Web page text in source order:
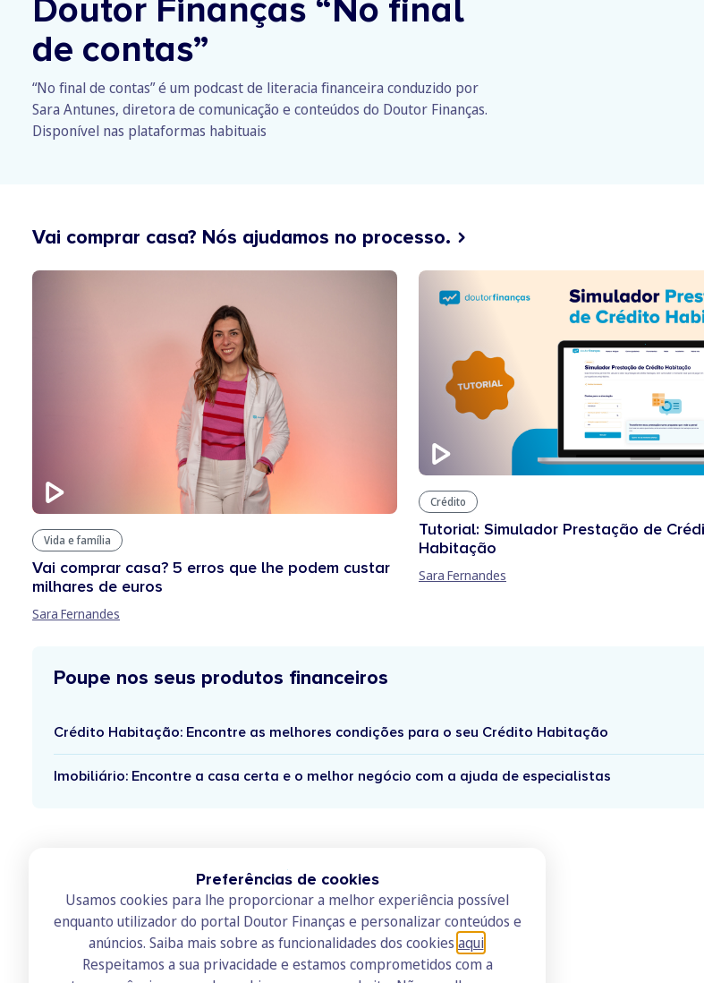
Doutor Finanças “No final
de contas”
“No final de contas” é um podcast de literacia financeira conduzido por
Sara Antunes, diretora de comunicação e conteúdos do Doutor Finanças.
Disponível nas plataformas habituais
Vai comprar casa? Nós ajudamos no processo.
Vida e família
Vai comprar casa? 5 erros que lhe podem custar
milhares de euros
Sara Fernandes
Crédito
Tutorial: Simulador Prestação de
Habitação
Sara Fernandes
Poupe nos seus produtos financeiros
Crédito Habitação: Encontre as melhores condições para o seu Crédito Habitação
Imobiliário: Encontre a casa certa e o melhor negócio com a ajuda de especialistas
Preferências de cookies
Usamos cookies para lhe proporcionar a melhor experiência possível
enquanto utilizador do portal Doutor Finanças e personalizar conteúdos e
anúncios. Saiba mais sobre as funcionalidades dos cookies aqui
Respeitamos a sua privacidade e estamos comprometidos com a